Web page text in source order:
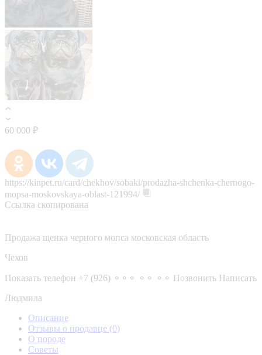
60 000 ₽
https://kinpet.ru/card/chekhov/sobaki/prodazha-shchenka-chernogo-
mopsa-moskovskaya-oblast-121994/
Ссылка скопирована
Продажа щенка черного мопса московская область
Чехов
Показать телефон +7 (926) ⚬⚬⚬ ⚬⚬ ⚬⚬ Позвонить Написать
Людмила
Описание
Отзывы о продавце (0)
О породе
Советы